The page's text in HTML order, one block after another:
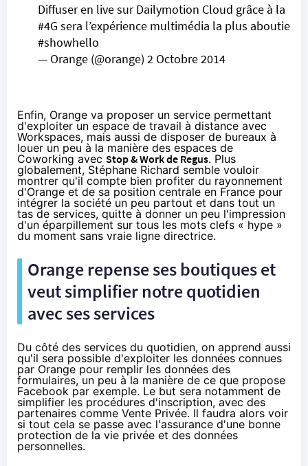
Diffuser en live sur Dailymotion Cloud grâce à la
#4G sera l’expérience multimédia la plus aboutie
#showhello
— Orange (@orange) 2 Octobre 2014
Enfin, Orange va proposer un service permettant
d'exploiter un espace de travail à distance avec
Workspaces, mais aussi de disposer de bureaux à
louer un peu à la manière des espaces de
Coworking avec Stop & Work de Regus. Plus
globalement, Stéphane Richard semble vouloir
montrer qu'il compte bien profiter du rayonnement
d'Orangeet de sa position centrale en France pour
intégrer la société un peu partout et dans tout un
tas de services, quitte à donner un peu l'impression
d'un éparpillement sur tous les mots clefs « hype »
du moment sans vraie ligne directrice.
Orangerepense ses boutiques et
veut simplifier notre quotidien
avec ses services
Du côté des services du quotidien, on apprend aussi
qu'il sera possible d'exploiter les données connues
par Orange pour remplir les données des
formulaires, un peu à la manière de ce que propose
Facebook par exemple. Le but sera notamment de
simplifier les procédures d'inscription, avec des
partenaires comme Vente Privée. Il faudra alors voir
si tout cela se passe avec l'assurance d'une bonne
protection de la vie privée et des données
personnelles.